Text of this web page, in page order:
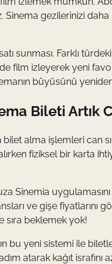
gezilerinizi daha
sunması. Farklı
film izleyerek yeni
büyüsünü
Bileti Artık
alma işlemleri can
fiziksel bir karta
Sinemia
ve gişe fiyatlarını
beklemek yok!
bu yeni sistemi ile
atarak kağıt